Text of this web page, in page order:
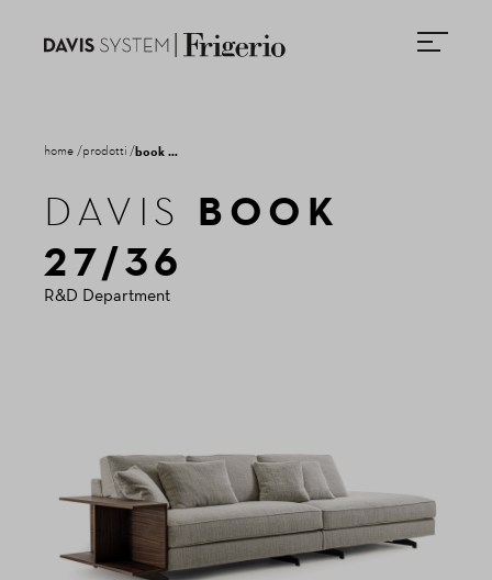
home prodotti book 27/36
DAVIS BOOK
27/36
R&D Department